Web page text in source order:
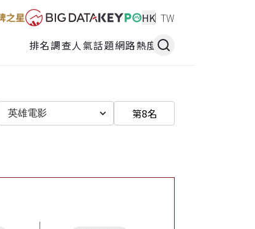
HK TW
排名調查人氣話題網路熱度
英雄電影 第8名